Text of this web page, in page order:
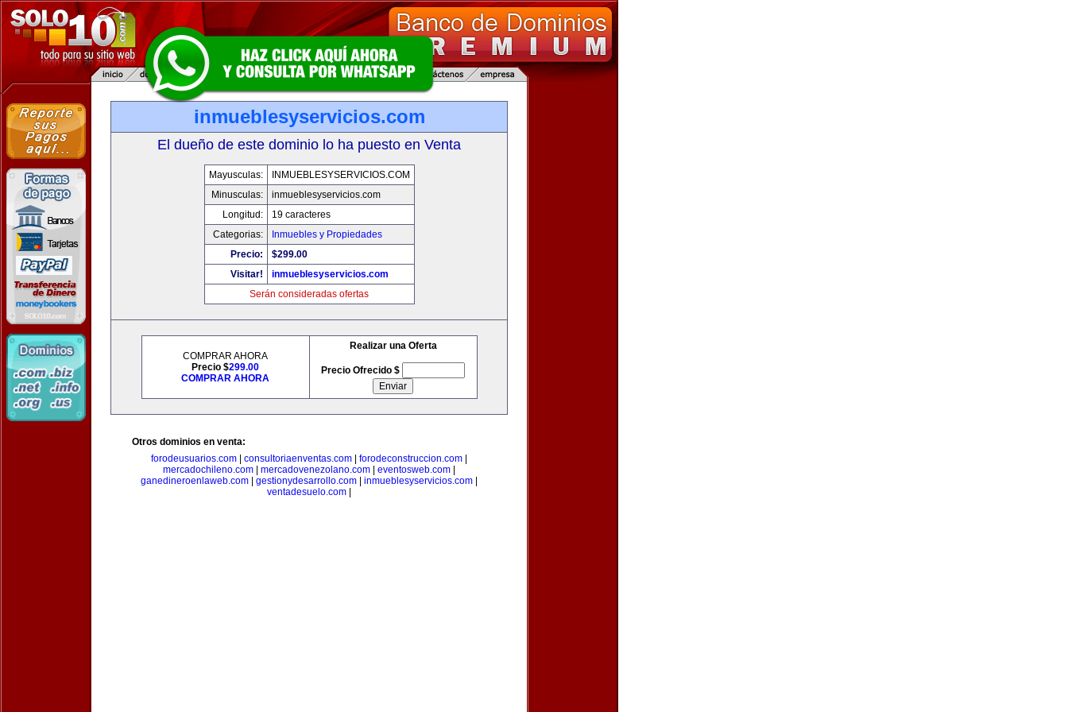
inmueblesyservicios.com
El dueño de este dominio lo ha puesto en Venta
Mayusculas:
INMUEBLESYSERVICIOS.COM
Minusculas:
inmueblesyservicios.com
Longitud:
19 caracteres
Categorias:
Inmuebles y Propiedades
Precio:
$299.00
Visitar!
inmueblesyservicios.com
Serán consideradas ofertas
COMPRAR AHORA
Precio $299.00
COMPRAR AHORA
Realizar una Oferta
Precio Ofrecido $
Otros dominios en venta:
forodeusuarios.com
consultoriaenventas.com forodeconstruccion.com
mercadochileno.com
mercadovenezolano.com eventosweb.com
ganedineroenlaweb.com
gestionydesarrollo.com inmueblesyservicios.com
ventadesuelo.com